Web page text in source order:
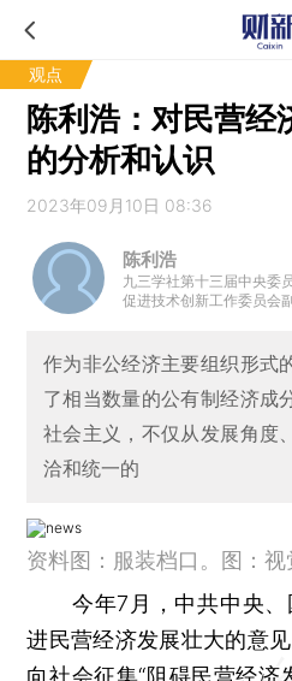
观点
陈利浩：对民营经
的分析和认识
2023年09月10日 08:36
陈利浩
九三学社第十三届中央委
促进技术创新工作委员会
作为非公经济主要组织形式
了相当数量的公有制经济成
社会主义，不仅从发展角度
洽和统一的
资料图：服装档口。图：视
今年7月，中共中央、
进民营经济发展壮大的意
向社会征集“阻碍民营经济